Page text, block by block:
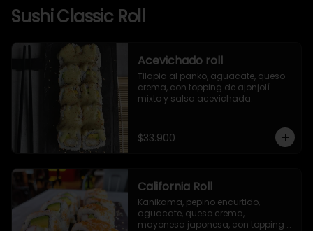
Sushi Classic Roll
Acevichado roll
Tilapia al panko, aguacate, queso
crema, con topping de ajonjolí
mixto y salsa acevichada.
$33.900
California Roll
Kanikama, pepino encurtido,
aguacate, queso crema,
mayonesa japonesa, con topping